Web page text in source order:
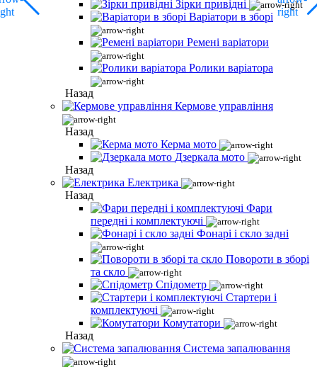
Зірки привідні
Варіатори в зборі
Ремені варіатори
Ролики варіатора
Назад
Кермове управління
Назад
Керма мото
Дзеркала мото
Назад
Електрика
Назад
Фари
передні і комплектуючі
Фонарі і скло задні
Повороти в зборі
та скло
Спідометр
Стартери і
комплектуючі
Комутатори
Назад
Система запалювання